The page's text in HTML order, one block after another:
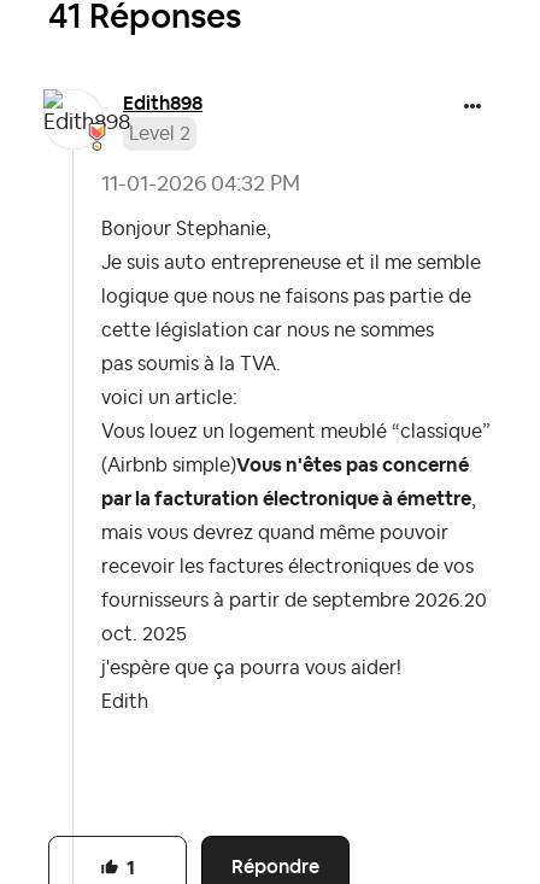
41 Réponses
Edith898
Level 2
‎11-01-2026 04:32 PM
Bonjour Stephanie,
Je suis auto entrepreneuse et il me semble
logique que nous ne faisons pas partie de
cette législation car nous ne sommes
pas soumis à la TVA.
voici un article:
Vous louez un logement meublé “classique”
(Airbnb simple)Vous n'êtes pas concerné
par la facturation électronique à émettre
mais vous devrez quand même pouvoir
recevoir les factures électroniques de vos
fournisseurs à partir de septembre 2026. 20
oct. 2025
j'espère que ça pourra vous aider!
Edith
Répondre
1